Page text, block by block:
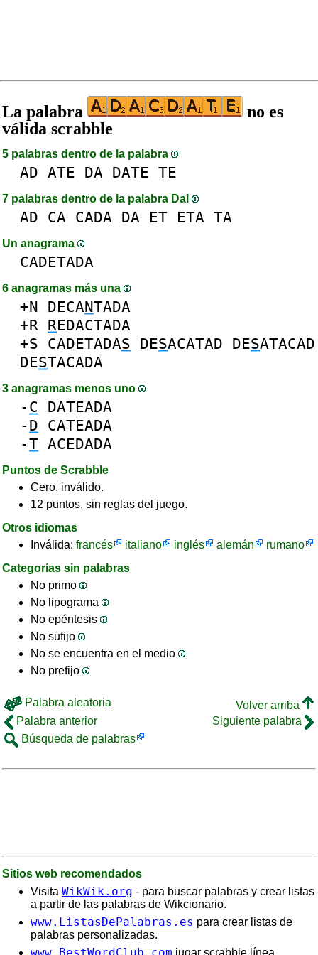
La palabra
no es
válida scrabble
5 palabras dentro de la palabra
AD ATE DA DATE TE
7 palabras dentro de la palabra DaI
AD CA CADA DA ET ETA TA
Un anagrama
CADETADA
6 anagramas más una
+N DECANTADA
+R REDACTADA
+S CADETADAS DESACATAD DESATACAD
DESTACADA
3 anagramas menos uno
- C
DATEADA
- D CATEADA
-T ACEDADA
Puntos de Scrabble
Cero, inválido.
12 puntos, sin reglas del juego.
Otros idiomas
Inválida: francés italiano inglés alemán
rumano
Categorías sin palabras
No primo
No lipograma
No epéntesis
No sufijo
No se encuentra en el medio
No prefijo
Palabra aleatoria
Volver arriba
Palabra anterior
Siguiente palabra
Búsqueda de palabras
Sitios web recomendados
Visita WikWik.org - para buscar palabras y crear listas
a partir de las palabras de Wikcionario.
www.ListasDePalabras.es para crear listas de
palabras personalizadas.
jugar scrabble línea